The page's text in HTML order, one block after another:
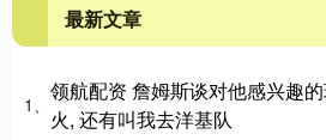
最新文章
1、
领航配资 詹姆斯谈对他感兴趣
火, 还有叫我去洋基队